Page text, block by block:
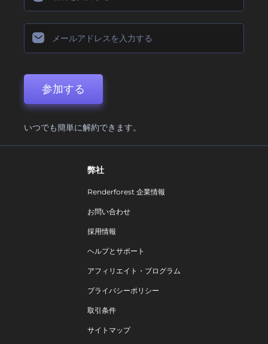
参加する
いつでも簡単に解約できます。
弊社
Renderforest 企業情報
お問い合わせ
採用情報
ヘルプとサポート
アフィリエイト・プログラム
プライバシーポリシー
取引条件
サイトマップ